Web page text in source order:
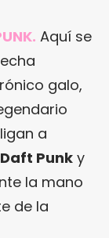
Aquí se
galo,
a
Daft Punk y
la mano
de la